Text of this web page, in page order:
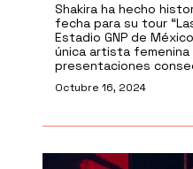
Shakira ha hecho
fecha para su tour
Estadio GNP de
única artista femenina
presentaciones
Octubre 16, 2024